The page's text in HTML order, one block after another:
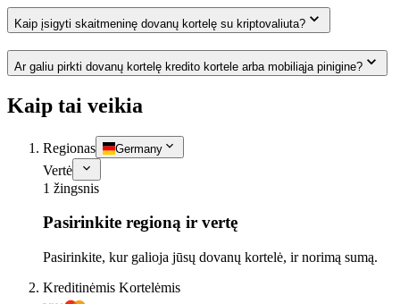
Kaip įsigyti skaitmeninę dovanų kortelę su kriptovaliuta?
Ar galiu pirkti dovanų kortelę kredito kortele arba mobiliąja pinigine?
Kaip tai veikia
Regionas Germany
Vertė
1 žingsnis
Pasirinkite regioną ir vertę
Pasirinkite, kur galioja jūsų dovanų kortelė, ir norimą sumą.
Kreditinėmis Kortelėmis